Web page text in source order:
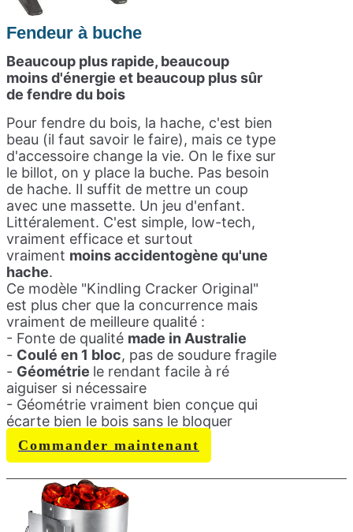
Fendeur à buche
Beaucoup plus rapide, beaucoup
moins d'énergie et beaucoup plus sûr
de fendre du bois
Pour fendre du bois, la hache, c'est bien
beau (il faut savoir le faire), mais ce type
d'accessoire change la vie. On le fixe sur
le billot, on y place la buche. Pas besoin
de hache. Il suffit de mettre un coup
avec une massette. Un jeu d'enfant.
Littéralement. C'est simple, low-tech,
vraiment efficace et surtout
vraiment moins accidentogène qu'une
hache.
Ce modèle "Kindling Cracker Original"
est plus cher que la concurrence mais
vraiment de meilleure qualité :
- Fonte de qualité made in Australie
- Coulé en 1 bloc, pas de soudure fragile
- Géométrie le rendant facile à ré
aiguiser si nécessaire
- Géométrie vraiment bien conçue qui
écarte bien le bois sans le bloquer
Commander maintenant